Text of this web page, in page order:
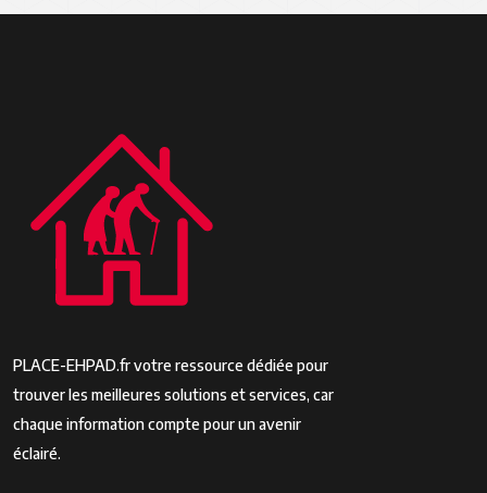
PLACE-EHPAD.fr votre ressource dédiée pour
trouver les meilleures solutions et services, car
chaque information compte pour un avenir
éclairé.